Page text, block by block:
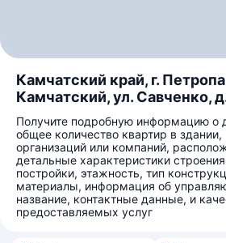
Камчатский край, г.
Камчатский, ул. Савченко,
Получите подробную информацию о
общее количество квартир в здании,
организаций или компаний,
детальные характеристики
постройки, этажность, тип
материалы, информация об
название, контактные данные, и
предоставляемых услуг